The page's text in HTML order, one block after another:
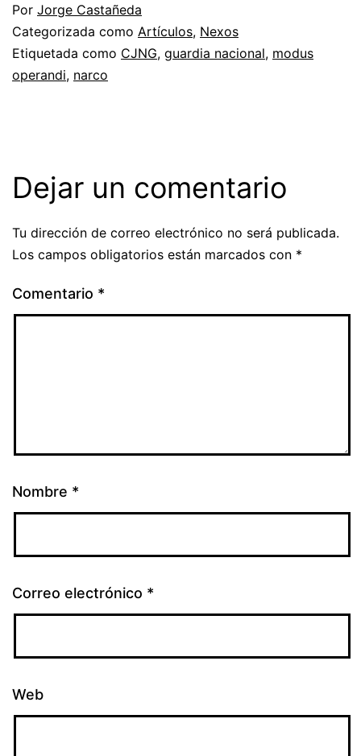
Por Jorge Castañeda
Categorizada como Artículos, Nexos
Etiquetada como CJNG, guardia nacional, modus
operandi, narco
Dejar un comentario
Tu dirección de correo electrónico no será publicada.
Los campos obligatorios están marcados con *
Comentario *
Nombre *
Correo electrónico *
Web